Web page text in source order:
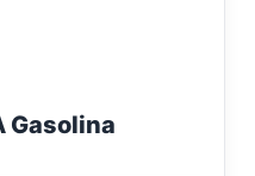
Gasolina